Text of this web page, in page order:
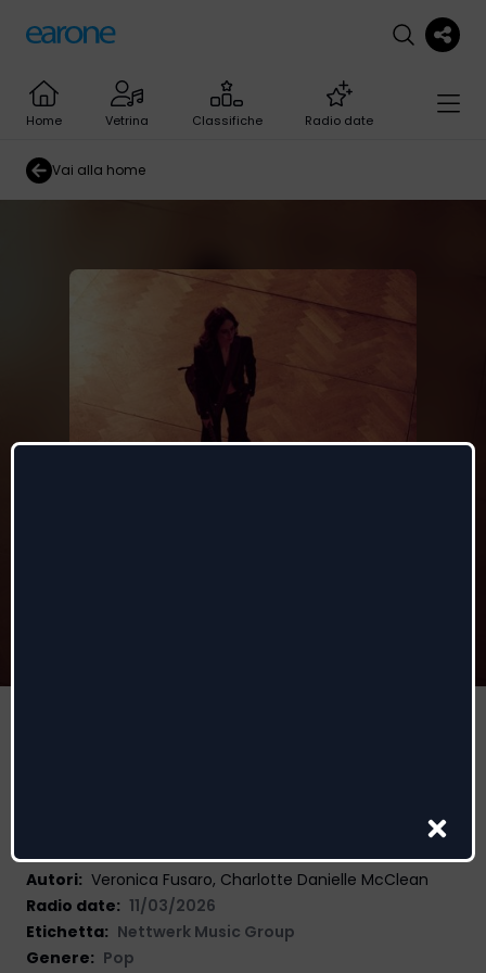
Home Vetrina Classifiche Radio date
Vai alla home
Autori: Veronica Fusaro, Charlotte Danielle McClean
Radio date: 11/03/2026
Etichetta: Nettwerk Music Group
Genere: Pop